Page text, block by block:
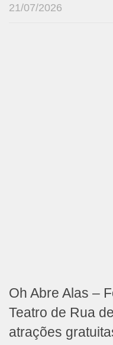
21/07/2026
Oh Abre Alas –
Teatro de Rua
atrações